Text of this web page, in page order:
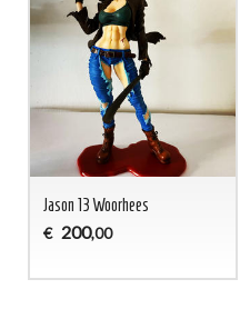
Jason 13 Woorhees
€ 200,00